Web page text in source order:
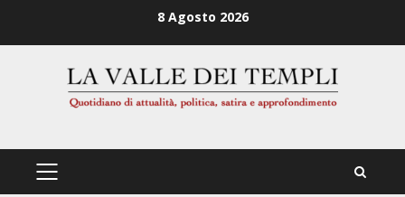
8 Agosto 2026
PRIMÄRES